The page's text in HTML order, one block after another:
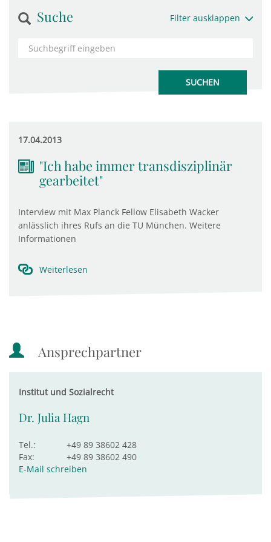
Suche Filter ausklappen
17.04.2013
"Ich habe immer transdisziplinär
gearbeitet"
Interview mit Max Planck Fellow Elisabeth Wacker
anlässlich ihres Rufs an die TU München. Weitere
Informationen
Weiterlesen
Ansprechpartner
Institut und Sozialrecht
Dr. Julia Hagn
Tel.:
+49 89 38602 428
Fax:
+49 89 38602 490
E-Mail schreiben